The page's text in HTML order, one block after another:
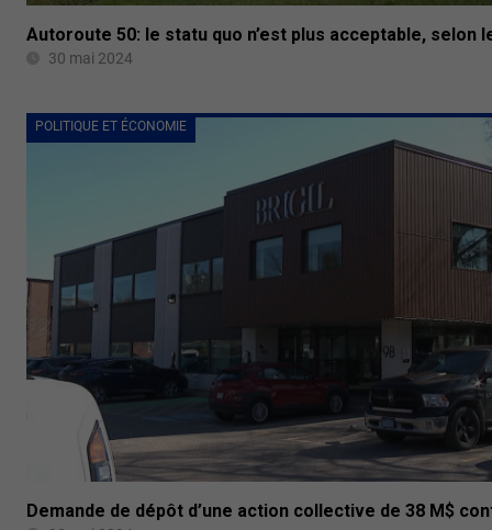
Autoroute 50: le statu quo n’est plus acceptable, selon
30 mai 2024
POLITIQUE ET ÉCONOMIE
Demande de dépôt d’une action collective de 38 M$